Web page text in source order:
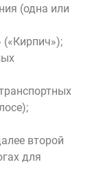
(одна или
(«Кирпич»);
второй
для